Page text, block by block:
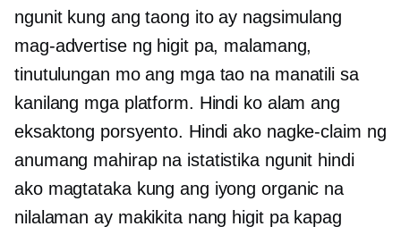
ngunit kung ang taong ito ay nagsimulang
mag-advertise ng higit pa, malamang,
tinutulungan mo ang mga tao na manatili sa
kanilang mga platform. Hindi ko alam ang
eksaktong porsyento. Hindi ako nagke-claim ng
anumang mahirap na istatistika ngunit hindi
ako magtataka kung ang iyong organic na
nilalaman ay makikita nang higit pa kapag